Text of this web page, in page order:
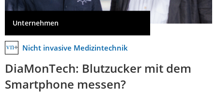
Unternehmen
Nicht invasive Medizintechnik
DiaMonTech: Blutzucker mit dem
Smartphone messen?